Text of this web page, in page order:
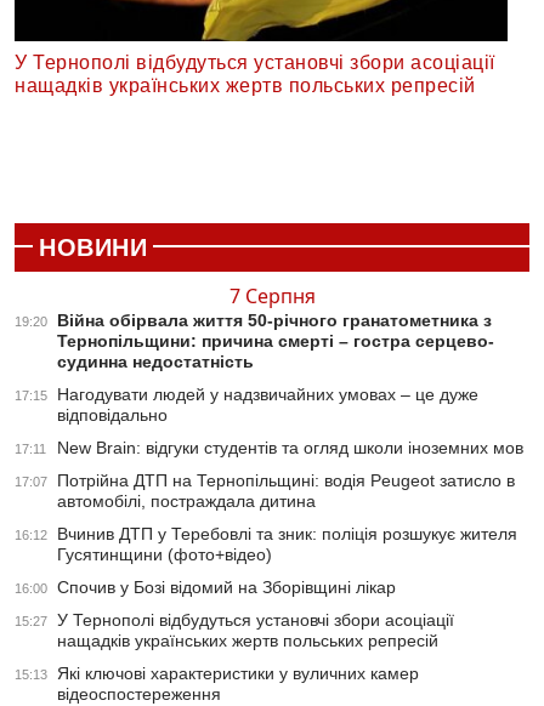
У Тернополі відбудуться установчі збори асоціації
нащадків українських жертв польських репресій
НОВИНИ
7 Серпня
19:20
Війна обірвала життя 50-річного гранатометника з
Тернопільщини: причина смерті – гостра серцево-
судинна недостатність
17:15
Нагодувати людей у надзвичайних умовах – це дуже
відповідально
17:11 New Brain: відгуки студентів та огляд школи іноземних мов
17:07
Потрійна ДТП на Тернопільщині: водія Peugeot затисло в
автомобілі, постраждала дитина
16:12
Вчинив ДТП у Теребовлі та зник: поліція розшукує жителя
Гусятинщини (фото+відео)
16:00 Спочив у Бозі відомий на Зборівщині лікар
15:27
У Тернополі відбудуться установчі збори асоціації
нащадків українських жертв польських репресій
15:13
Які ключові характеристики у вуличних камер
відеоспостереження